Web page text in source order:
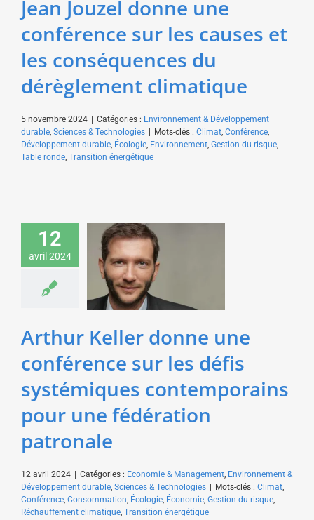
Jean Jouzel donne une
conférence sur les causes et
les conséquences du
dérèglement climatique
5 novembre 2024 | Catégories : Environnement & Développement
durable Sciences & Technologies | Mots-clés : Climat Conférence
Développement durable Écologie Environnement Gestion du risque
Table ronde Transition énergétique
12
avril 2024
défis systémiques
contemporains pour
une fédération
patronale
Economie & Management
Environnement &
Sciences & Technologies
Arthur Keller donne une
conférence sur les défis
systémiques contemporains
pour une fédération
patronale
12 avril 2024 | Catégories : Economie & Management Environnement &
Développement durable Sciences & Technologies | Mots-clés : Climat
Conférence Consommation Écologie Économie Gestion du risque
Réchauffement climatique Transition énergétique